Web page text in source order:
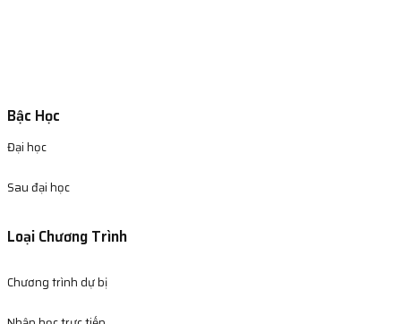
Bậc Học
Đại học
Sau đại học
Loại Chương Trình
Chương trình dự bị